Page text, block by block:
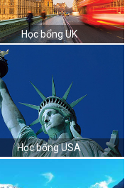
Học bổng UK
Học bổng USA